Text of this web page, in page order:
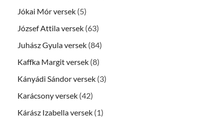
Jókai Mór versek (5)
József Attila versek (63)
Juhász Gyula versek (84)
Kaffka Margit versek (8)
Kányádi Sándor versek (3)
Karácsony versek (42)
Kárász Izabella versek (1)